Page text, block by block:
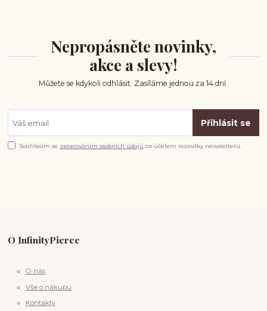
Nepropásněte novinky,
akce a slevy!
Můžete se kdykoli odhlásit. Zasíláme jednou za 14 dní.
Přihlásit se
Souhlasím se zpracováním osobních údajů za účelem rozesílky newsletteru.
O InfinityPierce
O nás
Vše o nákupu
Kontakty